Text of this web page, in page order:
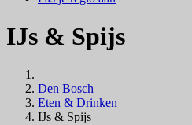
IJs & Spijs
Den Bosch
Eten & Drinken
IJs & Spijs